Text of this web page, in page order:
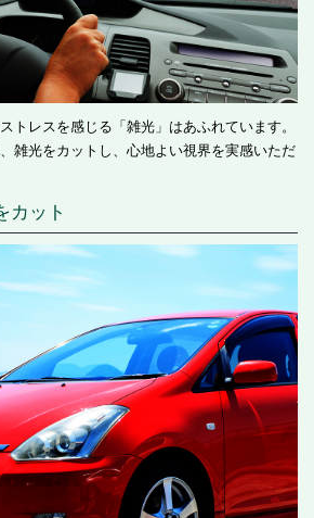
トレスを感じる「雑光」はあふれています。
雑光をカットし、心地よい視界を実感いただ
カット